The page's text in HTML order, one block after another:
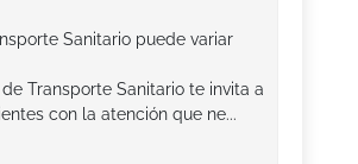
Sanitario puede variar
Transporte Sanitario te invita a
con la atención que ne...